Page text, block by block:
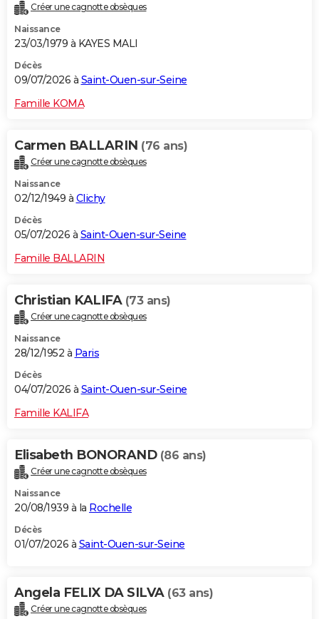
Créer une cagnotte obsèques
Naissance
23/03/1979 à KAYES MALI
Décès
09/07/2026 à Saint-Ouen-sur-Seine
Famille KOMA
Carmen BALLARIN (76 ans)
Créer une cagnotte obsèques
Naissance
02/12/1949 à Clichy
Décès
05/07/2026 à Saint-Ouen-sur-Seine
Famille BALLARIN
Christian KALIFA (73 ans)
Créer une cagnotte obsèques
Naissance
28/12/1952 à Paris
Décès
04/07/2026 à Saint-Ouen-sur-Seine
Famille KALIFA
Elisabeth BONORAND (86 ans)
Créer une cagnotte obsèques
Naissance
20/08/1939 à la Rochelle
Décès
01/07/2026 à Saint-Ouen-sur-Seine
Angela FELIX DA SILVA (63 ans)
Créer une cagnotte obsèques